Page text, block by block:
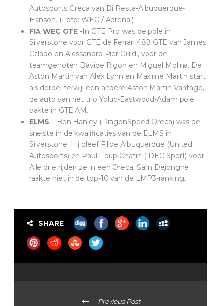
Autosports Oreca van Di Resta-Albuquerque-
Hanson. (Foto: WEC / Adrenal)
FIA WEC GTE -In GTE Pro was de pole in
Silverstone voor GTE de Ferrari 488 GTE van James
Calado en Alessandro Pier Guidi, voor de
teamgenoten Davide Rigon en Miguel Molina. De
Aston Martin van Alex Lynn en Maxime Martin start
als derde, terwijl een andere Aston Martin Vantage,
de auto van het trio Yoluc-Eastwood-Adam pole
pakte in GTE AM.
ELMS – Ben Hanley (DragonSpeed Oreca) was de
snelste in de kwalificaties van de ELMS in
Silverstone. Hij bleef Filipe Albuquerque (United
Autosports) en Paul-Loup Chatin (IDEC Sport) voor.
Alle drie rijden ze in een Oreca. Sam Dejonghe
raakte niet in de top-10 van de LMP3-ranking.
SHARE
Previous Post